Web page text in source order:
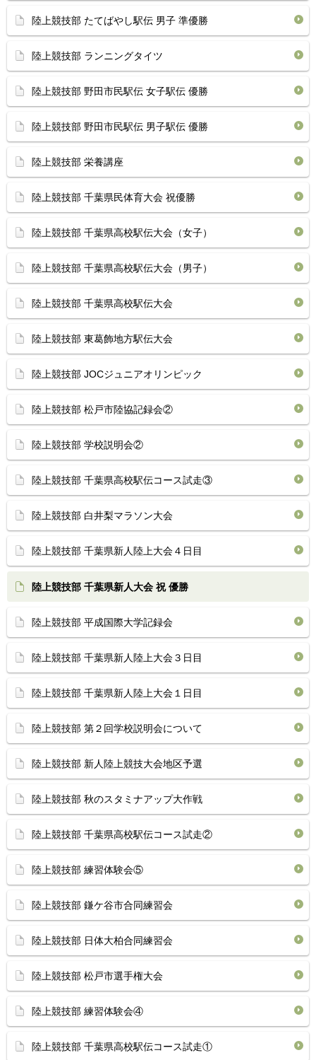
陸上競技部 たてばやし駅伝 男子 準優勝
陸上競技部 ランニングタイツ
陸上競技部 野田市民駅伝 女子駅伝 優勝
陸上競技部 野田市民駅伝 男子駅伝 優勝
陸上競技部 栄養講座
陸上競技部 千葉県民体育大会 祝優勝
陸上競技部 千葉県高校駅伝大会（女子）
陸上競技部 千葉県高校駅伝大会（男子）
陸上競技部 千葉県高校駅伝大会
陸上競技部 東葛飾地方駅伝大会
陸上競技部 JOCジュニアオリンピック
陸上競技部 松戸市陸協記録会②
陸上競技部 学校説明会②
陸上競技部 千葉県高校駅伝コース試走③
陸上競技部 白井梨マラソン大会
陸上競技部 千葉県新人陸上大会４日目
陸上競技部 千葉県新人大会 祝 優勝
陸上競技部 平成国際大学記録会
陸上競技部 千葉県新人陸上大会３日目
陸上競技部 千葉県新人陸上大会１日目
陸上競技部 第２回学校説明会について
陸上競技部 新人陸上競技大会地区予選
陸上競技部 秋のスタミナアップ大作戦
陸上競技部 千葉県高校駅伝コース試走②
陸上競技部 練習体験会⑤
陸上競技部 鎌ケ谷市合同練習会
陸上競技部 日体大柏合同練習会
陸上競技部 松戸市選手権大会
陸上競技部 練習体験会④
陸上競技部 千葉県高校駅伝コース試走①